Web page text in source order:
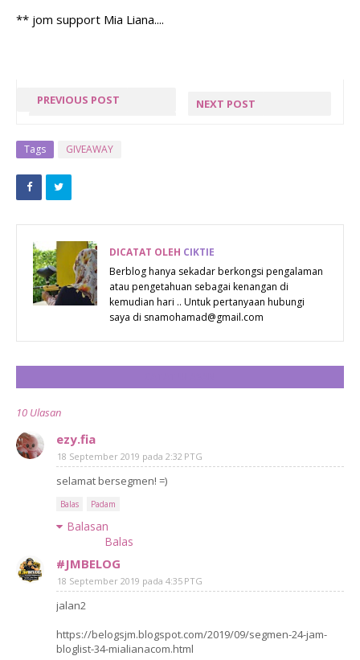
** jom support Mia Liana....
PREVIOUS POST
PASTA
TERBAHARU |
PREGO MAC &
CHEESE PASTA
SAUCE
NEXT POST
TAHUN
Tags GIVEAWAY
DICATAT OLEH CIKTIE
Berblog hanya sekadar berkongsi pengalaman
atau pengetahuan sebagai kenangan di
kemudian hari .. Untuk pertanyaan hubungi
saya di snamohamad@gmail.com
10 Ulasan
ezy.fia
18 September 2019 pada 2:32 PTG
selamat bersegmen! =)
Balas Padam
Balasan
Balas
#JMBELOG
18 September 2019 pada 4:35 PTG
jalan2
https://belogsjm.blogspot.com/2019/09/segmen-24-jam-
bloglist-34-mialianacom.html